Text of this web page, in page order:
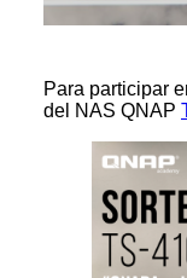
Para participar
del NAS QNAP